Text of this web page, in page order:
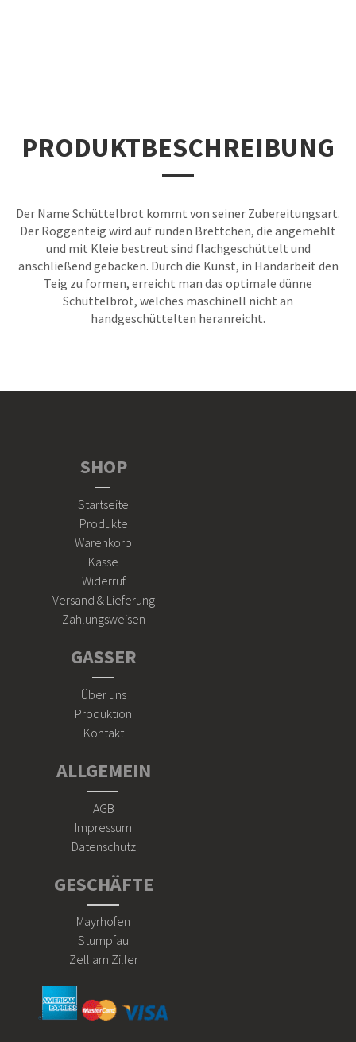
PRODUKTBESCHREIBUNG
Der Name Schüttelbrot kommt von seiner Zubereitungsart.
Der Roggenteig wird auf runden Brettchen, die angemehlt
und mit Kleie bestreut sind flachgeschüttelt und
anschließend gebacken. Durch die Kunst, in Handarbeit den
Teig zu formen, erreicht man das optimale dünne
Schüttelbrot, welches maschinell nicht an
handgeschüttelten heranreicht.
SHOP
Startseite
Produkte
Warenkorb
Kasse
Widerruf
Versand & Lieferung
Zahlungsweisen
GASSER
Über uns
Produktion
Kontakt
ALLGEMEIN
AGB
Impressum
Datenschutz
GESCHÄFTE
Mayrhofen
Stumpfau
Zell am Ziller